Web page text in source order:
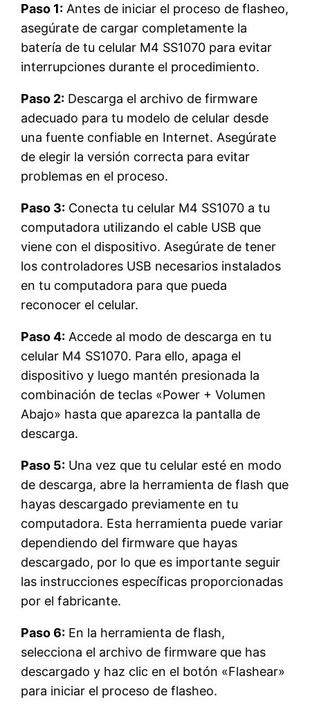
Paso 1: Antes de iniciar el proceso de flasheo,
asegúrate de cargar completamente la
batería de tu celular M4 SS1070 para evitar
interrupciones durante el procedimiento.
Paso 2: Descarga el archivo de firmware
adecuado para tu modelo de celular desde
una fuente confiable en Internet. Asegúrate
de elegir la versión correcta para evitar
problemas en el proceso.
Paso 3: Conecta tu celular M4 SS1070 a tu
computadora utilizando el cable USB que
viene con el dispositivo. Asegúrate de tener
los controladores USB necesarios instalados
en tu computadora para que pueda
reconocer el celular.
Paso 4: Accede al modo de descarga en tu
celular M4 SS1070. Para ello, apaga el
dispositivo y luego mantén presionada la
combinación de teclas «Power + Volumen
Abajo» hasta que aparezca la pantalla de
descarga.
Paso 5: Una vez que tu celular esté en modo
de descarga, abre la herramienta de flash que
hayas descargado previamente en tu
computadora. Esta herramienta puede variar
dependiendo del firmware que hayas
descargado, por lo que es importante seguir
las instrucciones específicas proporcionadas
por el fabricante.
Paso 6: En la herramienta de flash,
selecciona el archivo de firmware que has
descargado y haz clic en el botón «Flashear»
para iniciar el proceso de flasheo.